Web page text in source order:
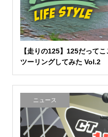
【走りの125】125だって
ツーリングしてみた Vol.2
ニュース